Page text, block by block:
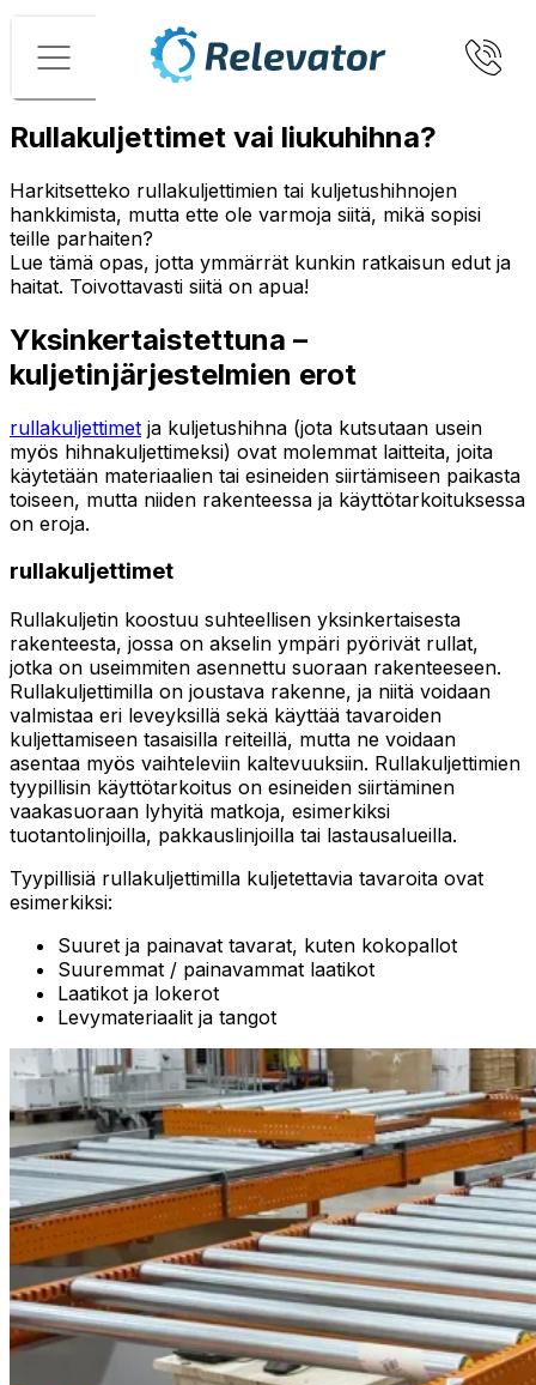
Valikko
Rullakuljettimet vai liukuhihna?
Harkitsetteko rullakuljettimien tai kuljetushihnojen
hankkimista, mutta ette ole varmoja siitä, mikä sopisi
teille parhaiten?
Lue tämä opas, jotta ymmärrät kunkin ratkaisun edut ja
haitat. Toivottavasti siitä on apua!
Yksinkertaistettuna –
kuljetinjärjestelmien erot
rullakuljettimet ja kuljetushihna (jota kutsutaan usein
myös hihnakuljettimeksi) ovat molemmat laitteita, joita
käytetään materiaalien tai esineiden siirtämiseen paikasta
toiseen, mutta niiden rakenteessa ja käyttötarkoituksessa
on eroja.
rullakuljettimet
Rullakuljetin koostuu suhteellisen yksinkertaisesta
rakenteesta, jossa on akselin ympäri pyörivät rullat,
jotka on useimmiten asennettu suoraan rakenteeseen.
Rullakuljettimilla on joustava rakenne, ja niitä voidaan
valmistaa eri leveyksillä sekä käyttää tavaroiden
kuljettamiseen tasaisilla reiteillä, mutta ne voidaan
asentaa myös vaihteleviin kaltevuuksiin. Rullakuljettimien
tyypillisin käyttötarkoitus on esineiden siirtäminen
vaakasuoraan lyhyitä matkoja, esimerkiksi
tuotantolinjoilla, pakkauslinjoilla tai lastausalueilla.
Tyypillisiä rullakuljettimilla kuljetettavia tavaroita ovat
esimerkiksi:
Suuret ja painavat tavarat, kuten kokopallot
Suuremmat / painavammat laatikot
Laatikot ja lokerot
Levymateriaalit ja tangot